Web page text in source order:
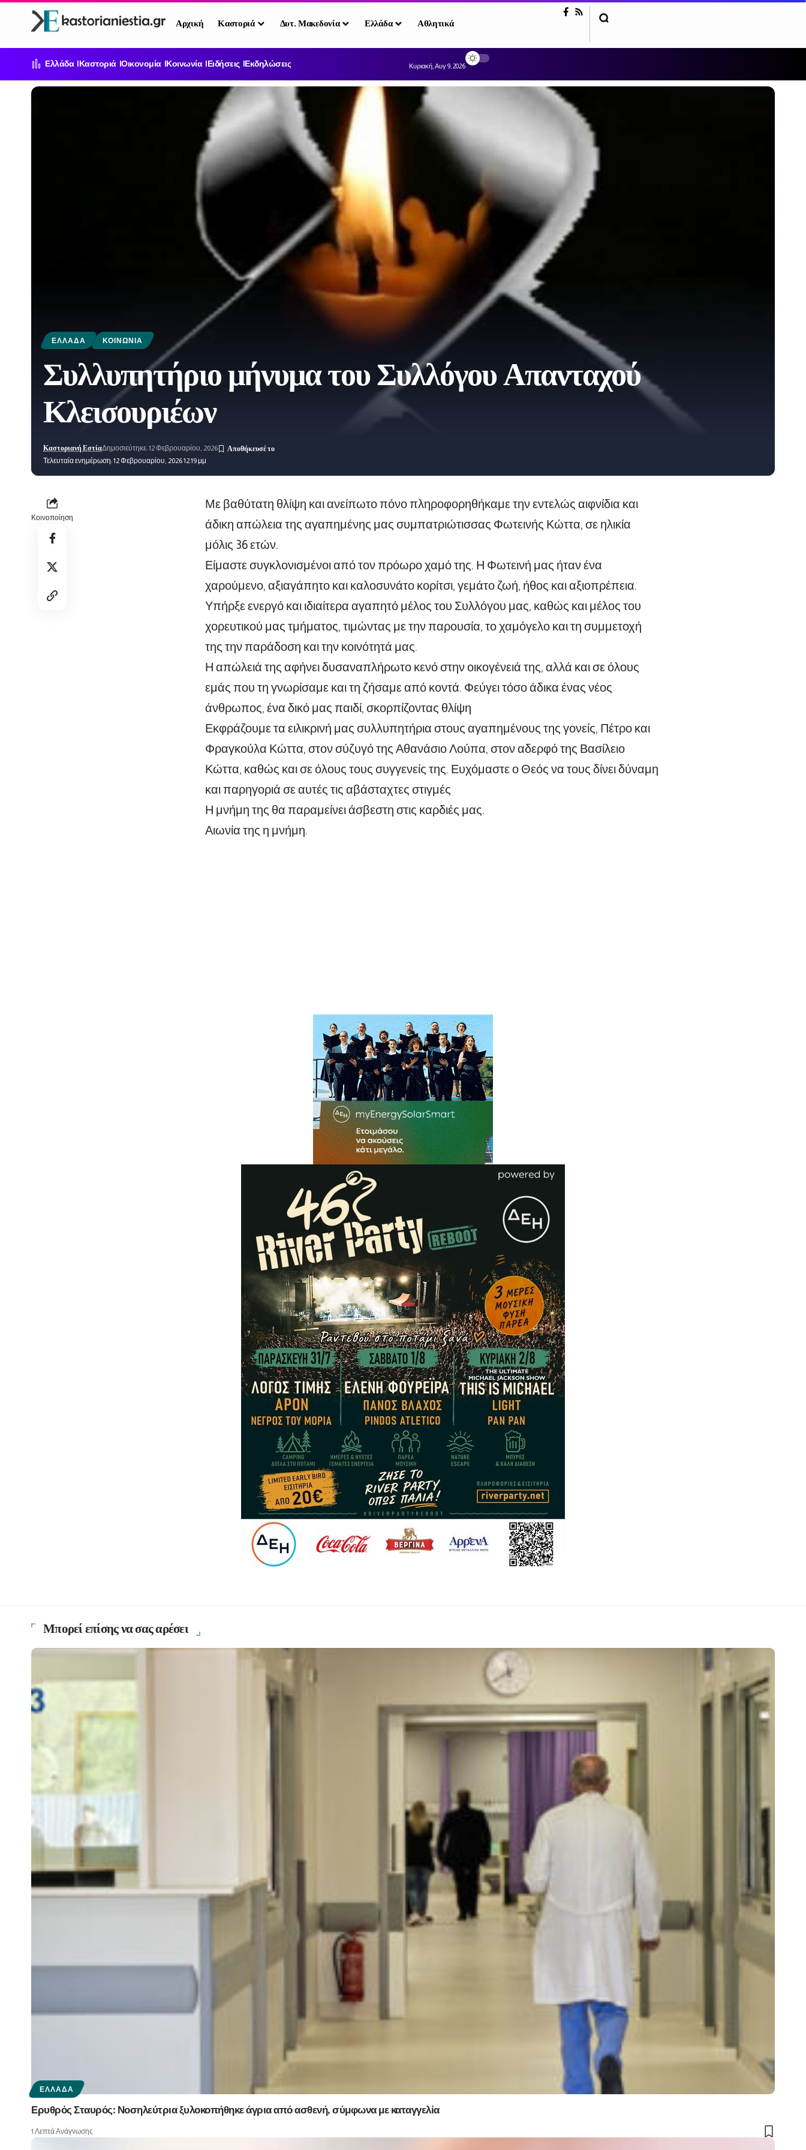
Αρχική Καστοριά Δυτ. Μακεδονία Ελλάδα Αθλητικά
Ελλάδα Καστοριά Οικονομία Κοινωνία Ειδήσεις Εκδηλώσεις Κυριακή, Αυγ 9, 2026
ΕΛΛΆΔΑ ΚΟΙΝΩΝΊΑ
Συλλυπητήριο μήνυμα του Συλλόγου Απανταχού
Κλεισουριέων
Τελευταία ενημέρωση: 12 Φεβρουαρίου, 2026 12:19 μμ
Καστοριανή ΕστίαΔημοσιεύτηκε: 12 Φεβρουαρίου, 2026
Κοινοποίηση
Με βαθύτατη θλίψη και ανείπωτο πόνο πληροφορηθήκαμε την εντελώς αιφνίδια και
άδικη απώλεια της αγαπημένης μας συμπατριώτισσας Φωτεινής Κώττα, σε ηλικία
μόλις 36 ετών.
Είμαστε συγκλονισμένοι από τον πρόωρο χαμό της. Η Φωτεινή μας ήταν ένα
χαρούμενο, αξιαγάπητο και καλοσυνάτο κορίτσι, γεμάτο ζωή, ήθος και αξιοπρέπεια.
Υπήρξε ενεργό και ιδιαίτερα αγαπητό μέλος του Συλλόγου μας, καθώς και μέλος του
χορευτικού μας τμήματος, τιμώντας με την παρουσία, το χαμόγελο και τη συμμετοχή
της την παράδοση και την κοινότητά μας.
Η απώλειά της αφήνει δυσαναπλήρωτο κενό στην οικογένειά της, αλλά και σε όλους
εμάς που τη γνωρίσαμε και τη ζήσαμε από κοντά. Φεύγει τόσο άδικα ένας νέος
άνθρωπος, ένα δικό μας παιδί, σκορπίζοντας θλίψη
Εκφράζουμε τα ειλικρινή μας συλλυπητήρια στους αγαπημένους της γονείς, Πέτρο και
Φραγκούλα Κώττα, στον σύζυγό της Αθανάσιο Λούπα, στον αδερφό της Βασίλειο
Κώττα, καθώς και σε όλους τους συγγενείς της. Ευχόμαστε ο Θεός να τους δίνει δύναμη
και παρηγοριά σε αυτές τις αβάσταχτες στιγμές
Η μνήμη της θα παραμείνει άσβεστη στις καρδιές μας.
Αιωνία της η μνήμη.
Μπορεί επίσης να σας αρέσει
ΕΛΛΆΔΑ
Ερυθρός Σταυρός: Νοσηλεύτρια ξυλοκοπήθηκε άγρια από ασθενή, σύμφωνα με καταγγελία
1 Λεπτά Ανάγνωσης